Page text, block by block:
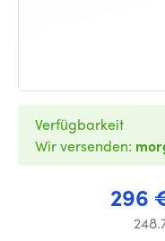
296
Verfügbarkeit
Wir versenden: